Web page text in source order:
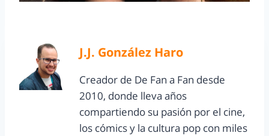
J.J. González Haro
Creador de De Fan a Fan desde
2010, donde lleva años
compartiendo su pasión por el cine,
los cómics y la cultura pop con miles